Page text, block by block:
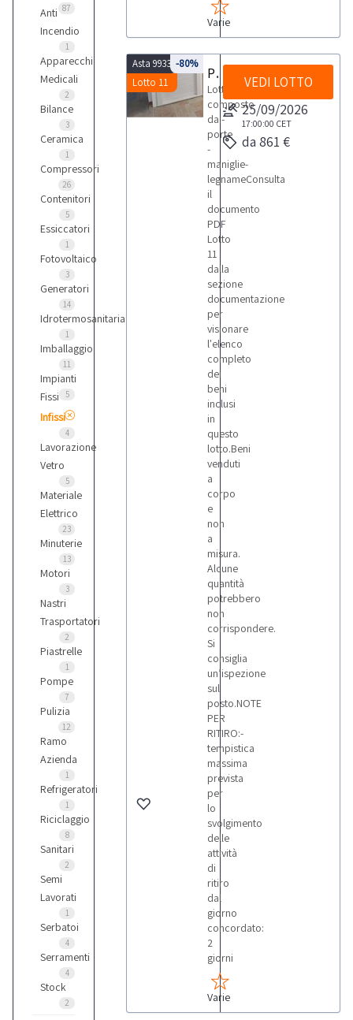
87
Anti
Incendio
1
Apparecchi
Medicali
2
Bilance
3
Ceramica
1
Compressori
26
Contenitori
5
Essiccatori
1
Fotovoltaico
3
Generatori
14
Idrotermosanitaria
1
Imballaggio
11
Impianti
Fissi
5
Infissi
4
Lavorazione
Vetro
5
Materiale
Elettrico
23
Minuterie
13
Motori
3
Nastri
Trasportatori
2
Piastrelle
1
Pompe
7
Pulizia
12
Ramo
Azienda
1
Refrigeratori
1
Riciclaggio
8
Sanitari
2
Semi
Lavorati
1
Serbatoi
4
Serramenti
4
Stock
2
Varie
Asta 9933
Lotto 11
-80%
Porte maniglie e legname
Lotto
composto
da:-
porte
-
maniglie-
legnameConsulta
il
documento
PDF
Lotto
11
dalla
sezione
documentazione
per
visionare
l'elenco
completo
dei
beni
inclusi
in
questo
lotto.Beni
venduti
a
corpo
e
non
a
misura.
Alcune
quantità
potrebbero
non
corrispondere.
Si
consiglia
un’ispezione
sul
posto.NOTE
PER
RITIRO:-
tempistica
massima
prevista
per
lo
svolgimento
delle
attività
di
ritiro
dal
giorno
concordato:
2
giorni
Varie
VEDI LOTTO
25/09/2026
17:00:00 CET
da 861 €